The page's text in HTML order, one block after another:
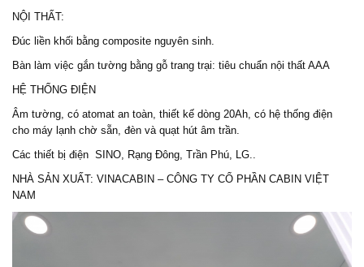
NỘI THẤT:
Đúc liền khối bằng composite nguyên sinh.
Bàn làm việc gắn tường bằng gỗ trang trại: tiêu chuẩn nội thất AAA
HỆ THỐNG ĐIỆN
Âm tường, có atomat an toàn, thiết kế dòng 20Ah, có hệ thống điện
cho máy lạnh chờ sẵn, đèn và quạt hút âm trần.
Các thiết bị điện SINO, Rạng Đông, Trần Phú, LG..
NHÀ SẢN XUẤT: VINACABIN – CÔNG TY CỔ PHẦN CABIN VIỆT
NAM